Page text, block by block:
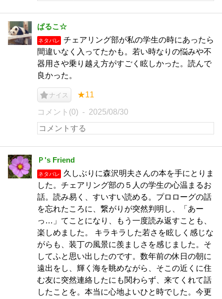
ぱるこ☆
ネタバレ
チェアリング部が私の学生の時にあったら
間違いなく入ってたかも。若い時なりの悩みや不
器用さや乗り越え方がすごく眩しかった。読んで
良かった。
ナイス ★11
コメント(0) 2025/08/30
Ｐ's Friend
ネタバレ
久しぶりに森沢明夫さんの本を手にとりま
した。チェアリング部の５人の学生の心温まるお
話。読み易く、すいすい読める。プロローグの話
を忘れたころに、繋がりが突然判明し、「あー
っ…」てことになり、もう一度読み返すことも、
楽しめました。 キラキラした若さを眩しく感じな
がらも、装丁の風景に羨ましさを感じました。そ
してふと思い出したのです。数年前の休日の朝に
遠出をし、輝く海を眺めながら、そこの近くに住
む友に突然連絡したにも関わらず、来てくれて話
したことを。本当に心地よいひと時でした。今更